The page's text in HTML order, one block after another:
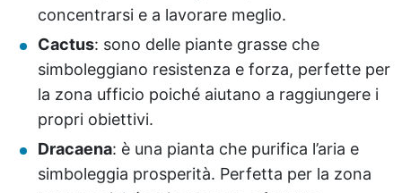
concentrarsi e a lavorare meglio.
Cactus: sono delle piante grasse che
simboleggiano resistenza e forza, perfette per
la zona ufficio poiché aiutano a raggiungere i
propri obiettivi.
Dracaena: è una pianta che purifica l’aria e
simboleggia prosperità. Perfetta per la zona